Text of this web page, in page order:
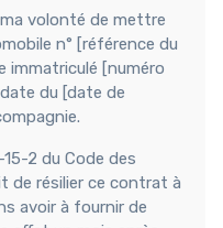
volonté de mettre
n° [référence du
immatriculé [numéro
du [date de
15-2 du Code des
de résilier ce contrat à
avoir à fournir de